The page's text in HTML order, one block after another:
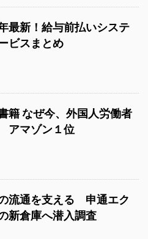
最新！給与前払いシステ
ビスまとめ
籍 なぜ今、外国人労働者
アマゾン１位
流通を支える 申通エク
新倉庫へ潜入調査